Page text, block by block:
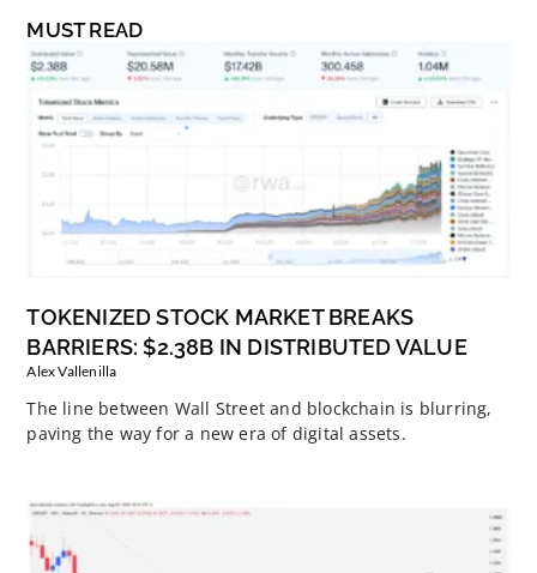
MUST READ
TOKENIZED STOCK MARKET BREAKS
BARRIERS: $2.38B IN DISTRIBUTED VALUE
Alex Vallenilla
The line between Wall Street and blockchain is blurring,
paving the way for a new era of digital assets.